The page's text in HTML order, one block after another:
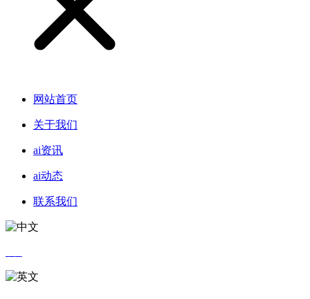
网站首页
关于我们
ai资讯
ai动态
联系我们